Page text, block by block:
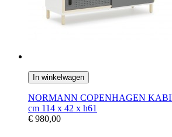
In winkelwagen
NORMANN COPENHAGEN
cm 114 x 42 x h61
€ 980,00